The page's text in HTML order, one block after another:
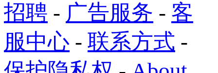
招聘 - 广告服务 - 客
服中心 - 联系方式 -